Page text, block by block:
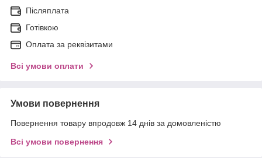
Післяплата
Готівкою
Оплата за реквізитами
Всі умови оплати
Умови повернення
Повернення товару впродовж 14 днів за домовленістю
Всі умови повернення